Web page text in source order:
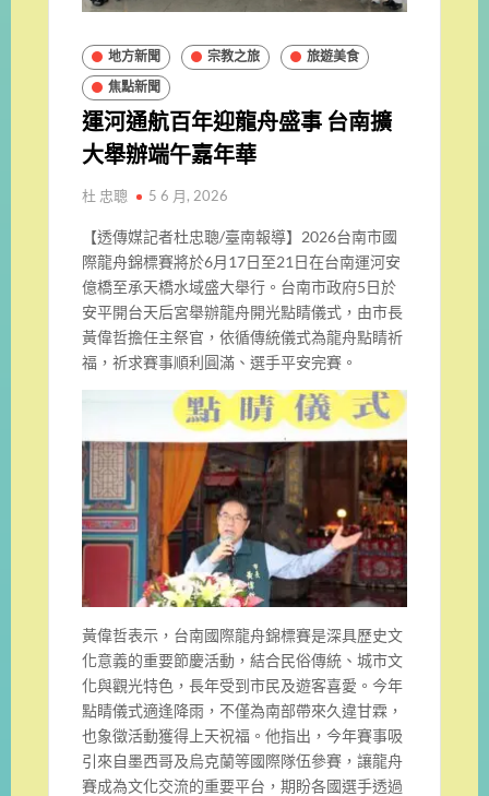
地方新聞 宗教之旅
旅遊美食
焦點新聞
運河通航百年迎龍舟盛事 台南擴
大舉辦端午嘉年華
杜 忠聰 5 6 月, 2026
【透傳媒記者杜忠聰/臺南報導】2026台南市國
際龍舟錦標賽將於6月17日至21日在台南運河安
億橋至承天橋水域盛大舉行。台南市政府5日於
安平開台天后宮舉辦龍舟開光點睛儀式，由市長
黃偉哲擔任主祭官，依循傳統儀式為龍舟點睛祈
福，祈求賽事順利圓滿、選手平安完賽。
黃偉哲表示，台南國際龍舟錦標賽是深具歷史文
化意義的重要節慶活動，結合民俗傳統、城市文
化與觀光特色，長年受到市民及遊客喜愛。今年
點睛儀式適逢降雨，不僅為南部帶來久違甘霖，
也象徵活動獲得上天祝福。他指出，今年賽事吸
引來自墨西哥及烏克蘭等國際隊伍參賽，讓龍舟
賽成為文化交流的重要平台，期盼各國選手透過